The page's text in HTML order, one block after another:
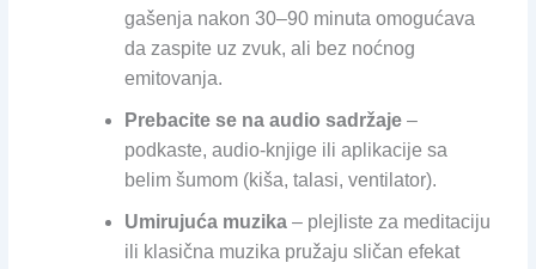
gašenja nakon 30–90 minuta omogućava
da zaspite uz zvuk, ali bez noćnog
emitovanja.
Prebacite se na audio sadržaje–
podkaste, audio-knjige ili aplikacije sa
belim šumom (kiša, talasi, ventilator).
Umirujuća muzika– plejliste za meditaciju
ili klasična muzika pružaju sličan efekat